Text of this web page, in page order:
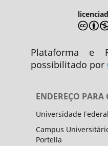
Plataforma e
possibilitado por
ENDEREÇO PARA
Universidade
Campus
Portella